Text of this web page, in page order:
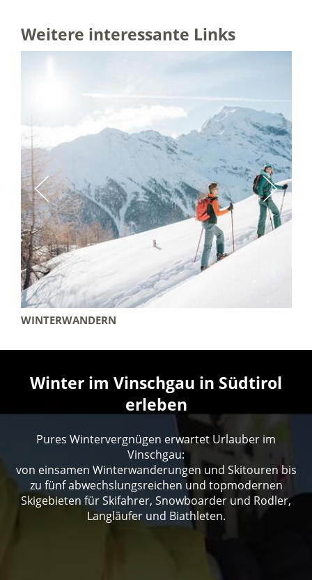
Weitere interessante Links
WINTERWANDERN
Winter im Vinschgau in Südtirol
erleben
Pures Wintervergnügen erwartet Urlauber im
Vinschgau:
von einsamen Winterwanderungen und Skitouren bis
zu fünf abwechslungsreichen und topmodernen
Skigebieten für Skifahrer, Snowboarder und Rodler,
Langläufer und Biathleten.